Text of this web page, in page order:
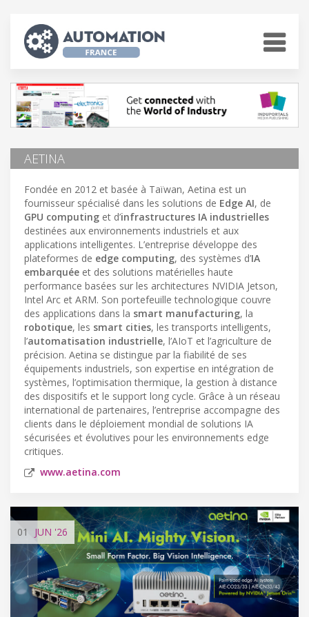
AETINA
Fondée en 2012 et basée à Taïwan, Aetina est un
fournisseur spécialisé dans les solutions de Edge AI, de
GPU computing et d’infrastructures IA industrielles
destinées aux environnements industriels et aux
applications intelligentes. L’entreprise développe des
plateformes de edge computing, des systèmes d’IA
embarquée et des solutions matérielles haute
performance basées sur les architectures NVIDIA Jetson,
Intel Arc et ARM. Son portefeuille technologique couvre
des applications dans la smart manufacturing, la
robotique, les smart cities, les transports intelligents,
l’automatisation industrielle, l’AIoT et l’agriculture de
précision. Aetina se distingue par la fiabilité de ses
équipements industriels, son expertise en intégration de
systèmes, l’optimisation thermique, la gestion à distance
des dispositifs et le support long cycle. Grâce à un réseau
international de partenaires, l’entreprise accompagne des
clients dans le déploiement mondial de solutions IA
sécurisées et évolutives pour les environnements edge
critiques.
www.aetina.com
01 JUN '26